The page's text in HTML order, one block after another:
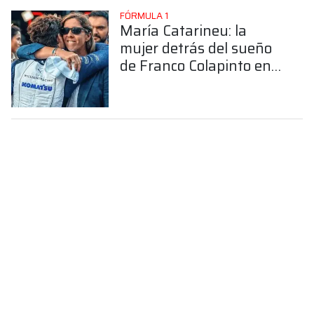
FÓRMULA 1
María Catarineu: la
mujer detrás del sueño
de Franco Colapinto en